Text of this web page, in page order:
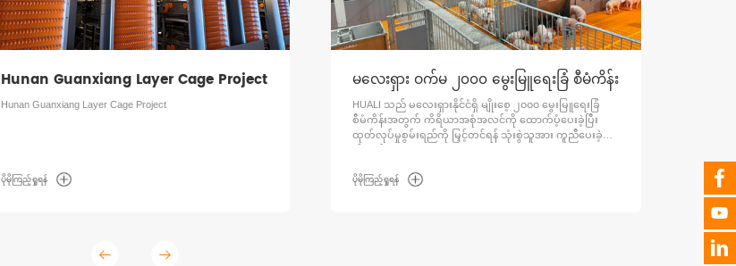
Hunan Guanxiang Layer Cage Project
Hunan Guanxiang Layer Cage Project
ပိုမိုကြည့်ရှုရန်
မလေးရှား ဝက်မ ၂၀၀၀ မွေးမြူရေးခြံ စီမံကိန်း
HUALI သည် မလေးရှားနိုင်ငံရှိ မျိုးစေ့ ၂၀၀၀ မွေးမြူရေးခြံ
စီမံကိန်းအတွက် ကိရိယာအစုံအလင်ကို ထောက်ပံ့ပေးခဲ့ပြီး
ထုတ်လုပ်မှုစွမ်းရည်ကို မြှင့်တင်ရန် သုံးစွဲသူအား ကူညီပေးခဲ့
ပိုမိုကြည့်ရှုရန် ပိုမိုကြ